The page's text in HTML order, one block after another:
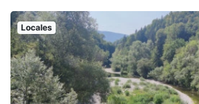
Locales